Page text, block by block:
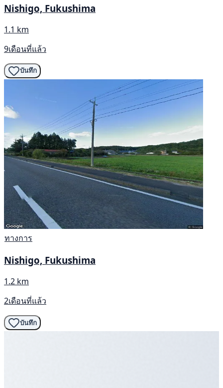
Nishigo, Fukushima
1.1 km
9เดือนที่แล้ว
บันทึก
ทางการ
Nishigo, Fukushima
1.2 km
2เดือนที่แล้ว
บันทึก